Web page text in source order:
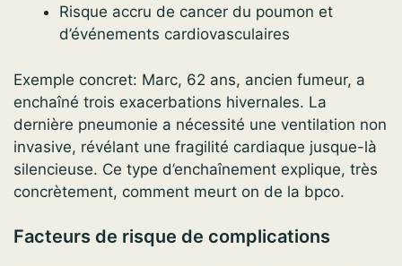
Risque accru de cancer du poumon et
d’événements cardiovasculaires
Exemple concret: Marc, 62 ans, ancien fumeur, a
enchaîné trois exacerbations hivernales. La
dernière pneumonie a nécessité une ventilation non
invasive, révélant une fragilité cardiaque jusque-là
silencieuse. Ce type d’enchaînement explique, très
concrètement, comment meurt on de la bpco.
Facteurs de risque de complications